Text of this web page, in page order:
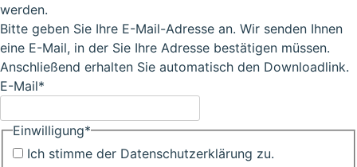
werden.
Bitte geben Sie Ihre E-Mail-Adresse an. Wir senden Ihnen
eine E-Mail, in der Sie Ihre Adresse bestätigen müssen.
Anschließend erhalten Sie automatisch den Downloadlink.
E-Mail*
Einwilligung*
Ich stimme der Datenschutzerklärung zu.